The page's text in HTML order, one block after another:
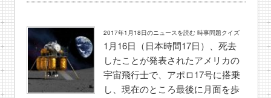
2017年1月18日のニュースを読む 時事問題クイズ
1月16日（日本時間17日）、死去
したことが発表されたアメリカの
宇宙飛行士で、アポロ17号に搭乗
し、現在のところ最後に月面を歩